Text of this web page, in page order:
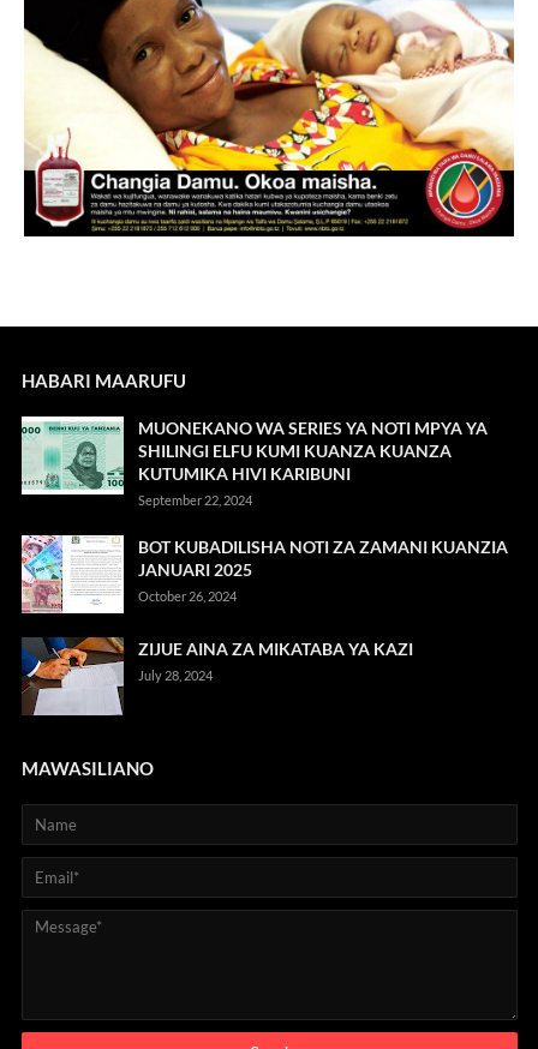
HABARI MAARUFU
MUONEKANO WA SERIES YA NOTI MPYA YA
SHILINGI ELFU KUMI KUANZA KUANZA
KUTUMIKA HIVI KARIBUNI
September 22, 2024
BOT KUBADILISHA NOTI ZA ZAMANI KUANZIA
JANUARI 2025
October 26, 2024
ZIJUE AINA ZA MIKATABA YA KAZI
July 28, 2024
MAWASILIANO